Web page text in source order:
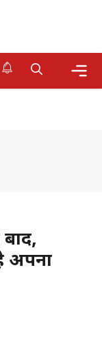
अपना